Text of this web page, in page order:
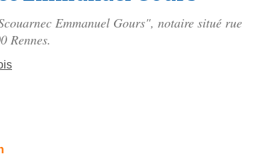
Emmanuel Gours", notaire situé rue
Rennes.